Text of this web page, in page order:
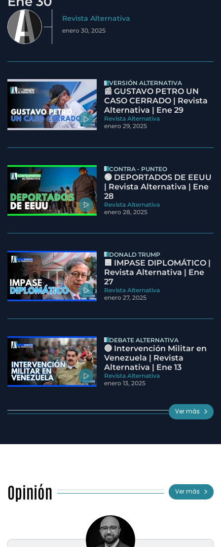
Revista Alternativa
enero 30, 2025
VERSIÓN ALTERNATIVA
📰 GUSTAVO PETRO UN
CASO CERRADO | Revista
Alternativa | Ene 29
Revista Alternativa
enero 29, 2025
CONTRA - PUNTEO
🟢 DEPORTADOS DE EEUU
| Revista Alternativa | Ene
28
Revista Alternativa
enero 28, 2025
DONALD TRUMP
🟦 IMPASE DIPLOMÁTICO |
Revista Alternativa | Ene
27
Revista Alternativa
enero 27, 2025
DEBATE ALTERNATIVA
🔵 Intervención Militar en
Venezuela | Revista
Alternativa | Ene 13
Revista Alternativa
enero 13, 2025
Ver más
Opinión Ver más